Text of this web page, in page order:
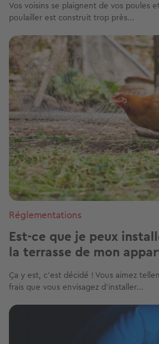
Vos voisins se plaignent de vos poules
poulailler est construit trop près...
Image
Réglementations
Est-ce que je peux
la terrasse de mon
Ça y est, c’est décidé ! Vous aimez
frais que vous envisagez d’installer...
Image